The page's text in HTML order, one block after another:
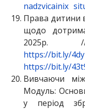
nadzvicainix
Права дитини
щодо
2025р.
https://bit.ly/
https://bit.ly/
Вивчаючи
Модуль:
у період